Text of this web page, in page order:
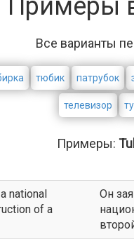
Примеры
Все варианты
тюбик патрубок
телевизор
Примеры:
national
of a
Он